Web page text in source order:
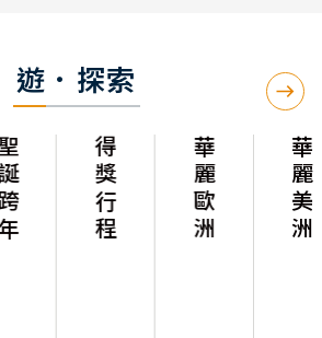
遊．探索
華麗歐洲